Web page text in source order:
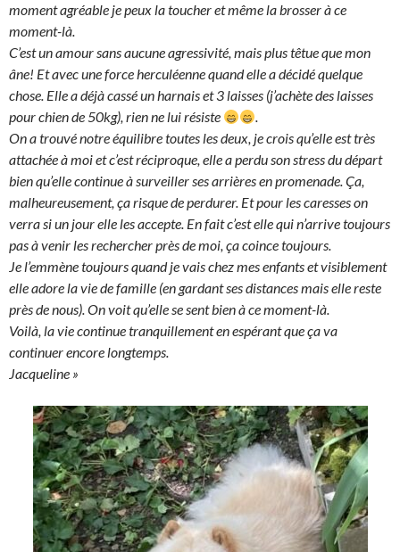
moment agréable je peux la toucher et même la brosser à ce
moment-là.
C’est un amour sans aucune agressivité, mais plus têtue que mon
âne! Et avec une force herculéenne quand elle a décidé quelque
chose. Elle a déjà cassé un harnais et 3 laisses (j’achète des laisses
pour chien de 50kg), rien ne lui résiste
.
On a trouvé notre équilibre toutes les deux, je crois qu’elle est très
attachée à moi et c’est réciproque, elle a perdu son stress du départ
bien qu’elle continue à surveiller ses arrières en promenade. Ça,
malheureusement, ça risque de perdurer. Et pour les caresses on
verra si un jour elle les accepte. En fait c’est elle qui n’arrive toujours
pas à venir les rechercher près de moi, ça coince toujours.
Je l’emmène toujours quand je vais chez mes enfants et visiblement
elle adore la vie de famille (en gardant ses distances mais elle reste
près de nous). On voit qu’elle se sent bien à ce moment-là.
Voilà, la vie continue tranquillement en espérant que ça va
continuer encore longtemps.
Jacqueline »